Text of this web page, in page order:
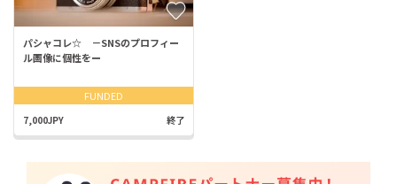
パシャコレ☆ －SNSのプロフィー
ル画像に個性をー
FUNDED
7,000JPY 終了